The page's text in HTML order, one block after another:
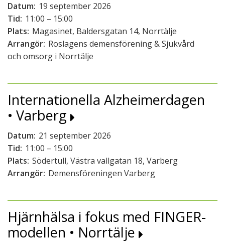
Datum: 19 september 2026
Tid: 11:00 – 15:00
Plats: Magasinet, Baldersgatan 14, Norrtälje
Arrangör: Roslagens demensförening & Sjukvård
och omsorg i Norrtälje
Internationella Alzheimerdagen
• Varberg
Datum: 21 september 2026
Tid: 11:00 – 15:00
Plats: Södertull, Västra vallgatan 18, Varberg
Arrangör: Demensföreningen Varberg
Hjärnhälsa i fokus med FINGER-
modellen • Norrtälje